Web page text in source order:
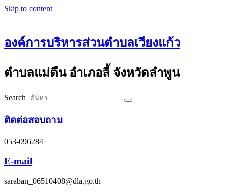
Skip to content
องค์การบริหารส่วนตำบลเวียงแก้ว
ตำบลแม่ตืน อำเภอลี้ จังหวัดลำพูน
Search
ติดต่อสอบถาม
053-096284
E-mail
saraban_06510408@dla.go.th